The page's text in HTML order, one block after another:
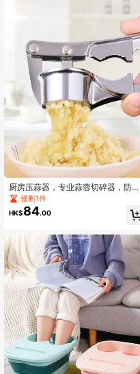
厨房压蒜器，专业蒜蓉切碎器，防锈
且适用于洗碗机，易挤压蒜蓉器，蒜
蓉压碎器。厨房创意硅胶蒜皮器，易
清洁蒜皮器，符合人体工程学的手
具，食物，沙拉，装饰，储存，派
对，生日。
僅剩1件
HK$84.00